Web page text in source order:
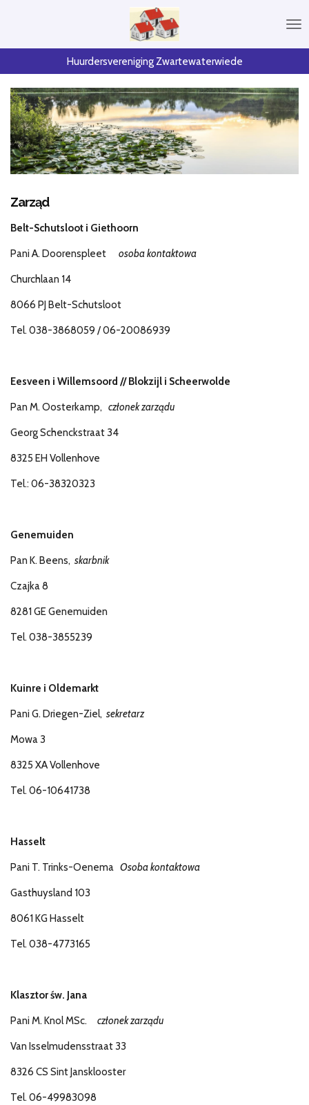
Huurdersvereniging Zwartewaterwiede
Zarząd
Belt-Schutsloot i Giethoorn
Pani A. Doorenspleet osoba kontaktowa
Churchlaan 14
8066 PJ Belt-Schutsloot
Tel. 038-3868059 / 06-20086939
Eesveen i Willemsoord // Blokzijl i Scheerwolde
Pan M. Oosterkamp, ​​członek zarządu
Georg Schenckstraat 34
8325 EH Vollenhove
Tel.: 06-38320323
Genemuiden
Pan K. Beens, skarbnik
Czajka 8
8281 GE Genemuiden
Tel. 038-3855239
Kuinre i Oldemarkt
Pani G. Driegen-Ziel, sekretarz
Mowa 3
8325 XA Vollenhove
Tel. 06-10641738
Hasselt
Pani T. Trinks-Oenema Osoba kontaktowa
Gasthuysland 103
8061 KG Hasselt
Tel. 038-4773165
Klasztor św. Jana
Pani M. Knol MSc. członek zarządu
Van Isselmudensstraat 33
8326 CS Sint Jansklooster
Tel. 06-49983098